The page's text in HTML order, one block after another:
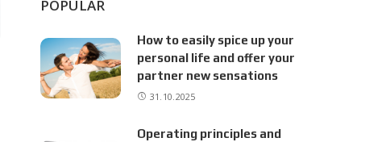
POPULAR
How to easily spice up your
personal life and offer your
partner new sensations
31.10.2025
Operating principles and